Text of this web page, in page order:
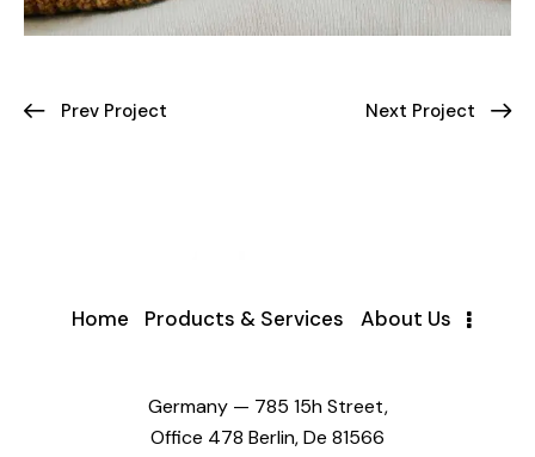
Prev Project Next Project
Home Products & Services About Us
Germany — 785 15h Street,
Office 478 Berlin, De 81566